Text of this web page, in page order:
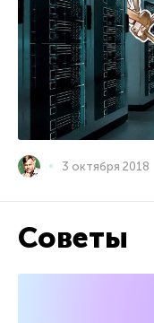
3 октября 2018
Советы